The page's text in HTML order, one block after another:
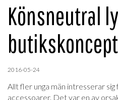
Könsneutral
butikskoncept
2016-05-24
Allt fler unga män intresserar
accessoarer. Det var en av